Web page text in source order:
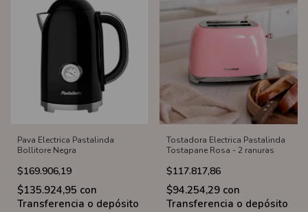
Pava Electrica Pastalinda
Bollitore Negra
$169.906,19
$135.924,95 con
Transferencia o depósito
Tostadora Electrica Pastalinda
Tostapane Rosa - 2 ranuras
$117.817,86
$94.254,29 con
Transferencia o depósito